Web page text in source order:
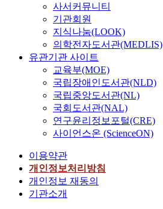
사서커뮤니티
기관회원
지식나눔(LOOK)
의학전자도서관(MEDLIS)
유관기관 사이트
교육부(MOE)
국립장애인도서관(NLD)
국립중앙도서관(NL)
국회도서관(NAL)
연구윤리정보포털(CRE)
사이언스온 (ScienceON)
이용약관
개인정보처리방침
개인정보 재동의
기관소개